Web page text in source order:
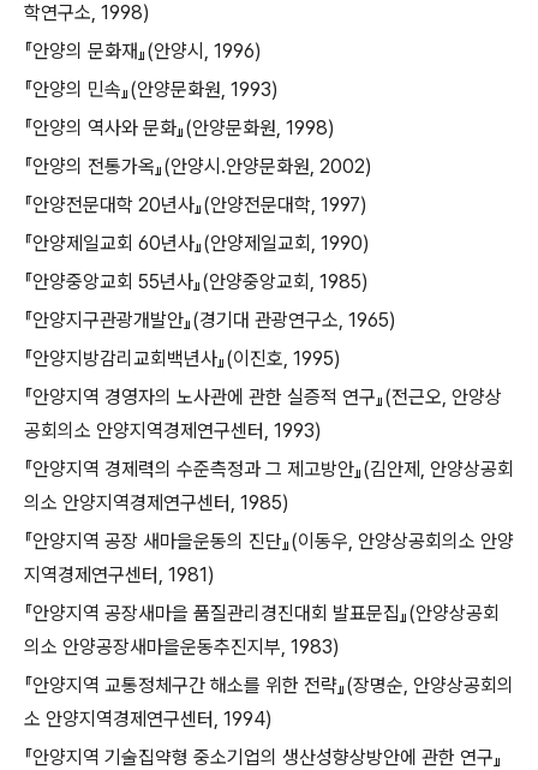
학연구소, 1998)
『안양의 문화재』(안양시, 1996)
『안양의 민속』(안양문화원, 1993)
『안양의 역사와 문화』(안양문화원, 1998)
『안양의 전통가옥』(안양시․안양문화원, 2002)
『안양전문대학 20년사』(안양전문대학, 1997)
『안양제일교회 60년사』(안양제일교회, 1990)
『안양중앙교회 55년사』(안양중앙교회, 1985)
『안양지구관광개발안』(경기대 관광연구소, 1965)
『안양지방감리교회백년사』(이진호, 1995)
『안양지역 경영자의 노사관에 관한 실증적 연구』(전근오, 안양상
공회의소 안양지역경제연구센터, 1993)
『안양지역 경제력의 수준측정과 그 제고방안』(김안제, 안양상공회
의소 안양지역경제연구센터, 1985)
『안양지역 공장 새마을운동의 진단』(이동우, 안양상공회의소 안양
지역경제연구센터, 1981)
『안양지역 공장새마을 품질관리경진대회 발표문집』(안양상공회
의소 안양공장새마을운동추진지부, 1983)
『안양지역 교통정체구간 해소를 위한 전략』(장명순, 안양상공회의
소 안양지역경제연구센터, 1994)
『안양지역 기술집약형 중소기업의 생산성향상방안에 관한 연구』